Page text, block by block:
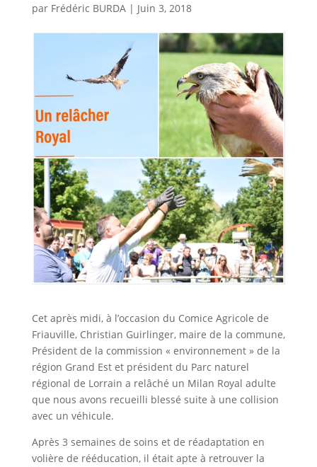
par Frédéric BURDA| Juin 3, 2018
Cet après midi, à l’occasion du Comice Agricole de
Friauville, Christian Guirlinger, maire de la commune,
Président de la commission « environnement » de la
région Grand Est et président du Parc naturel
régional de Lorrain a relâché un Milan Royal adulte
que nous avons recueilli blessé suite à une collision
avec un véhicule.
Après 3 semaines de soins et de réadaptation en
volière de rééducation, il était apte à retrouver la